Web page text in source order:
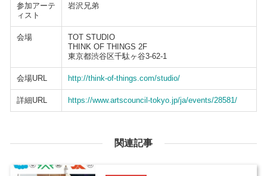
参加アーテ
ィスト
岩沢兄弟
会場
TOT STUDIO
THINK OF THINGS 2F
東京都渋谷区千駄ヶ谷3-62-1
会場URL http://think-of-things.com/studio/
詳細URL https://www.artscouncil-tokyo.jp/ja/events/28581/
関連記事